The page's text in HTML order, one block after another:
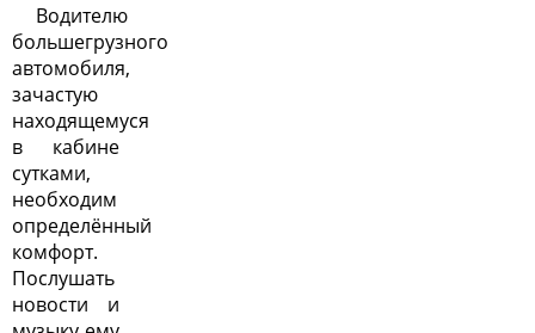
Водителю
большегрузного
автомобиля,
зачастую
находящемуся
в кабине
сутками,
необходим
определённый
комфорт.
Послушать
новости и